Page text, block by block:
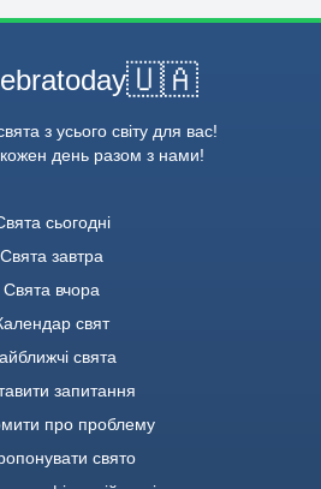
🇺🇦
з усього світу для вас!
кожен день разом з нами!
сьогодні
Свята завтра
Свята вчора
свят
свята
запитання
про проблему
свято